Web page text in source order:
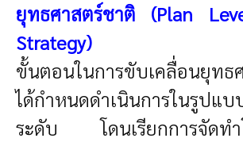
ยุทธศาสตร์ชาติ (Plan
Strategy)
ขั้นตอนในการขับเคลื่อนยุทธ
ได้กำหนดดำเนินการในรูปแ
ระดับ โดนเรียกการจัดทำ